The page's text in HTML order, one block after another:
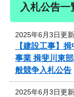
入札公告一
2025年6月3日更新
【建設工事】
事業 揖斐川東
般競争入札公告
2025年6月3日更新